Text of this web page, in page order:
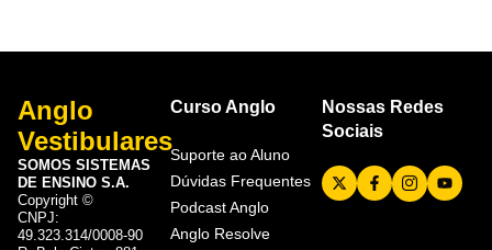
Anglo
Vestibulares
SOMOS SISTEMAS
DE ENSINO S.A.
Copyright ©
CNPJ:
49.323.314/0008-90
Curso Anglo
Suporte ao Aluno
Dúvidas Frequentes
Podcast Anglo
Anglo Resolve
Nossas Redes
Sociais